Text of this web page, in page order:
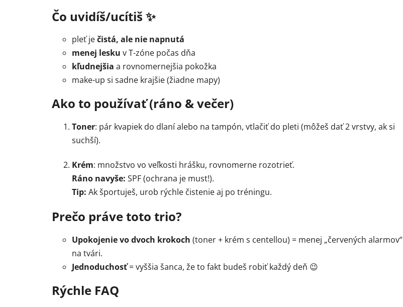
Čo uvidíš/ucítiš ✨
pleť ječistá, ale nie napnutá
menej lesku v T-zóne počas dňa
kľudnejšia a rovnomernejšia pokožka
make-up si sadne krajšie (žiadne mapy)
Ako to používať (ráno & večer)
Toner: pár kvapiek do dlaní alebo na tampón, vtlačiť do pleti (môžeš dať 2 vrstvy, ak si
suchší).
Krém: množstvo vo veľkosti hrášku, rovnomerne rozotrieť.
Ráno navyše: SPF (ochrana je must!).
Tip: Ak športuješ, urob rýchle čistenie aj po tréningu.
Prečo práve toto trio?
Upokojenie vo dvoch krokoch (toner + krém s centellou) = menej „červených alarmov“
na tvári.
Jednoduchosť= vyššia šanca, že to fakt budeš robiť každý deň 😉
Rýchle FAQ